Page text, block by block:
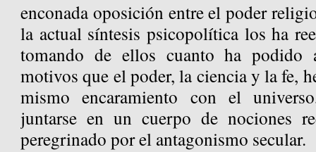
enconada oposición entre el poder
la actual síntesis psicopolítica los ha
tomando de ellos cuanto ha podido
motivos que el poder, la ciencia y la fe,
mismo encaramiento con el
juntarse en un cuerpo de nociones
peregrinado por el antagonismo secular.